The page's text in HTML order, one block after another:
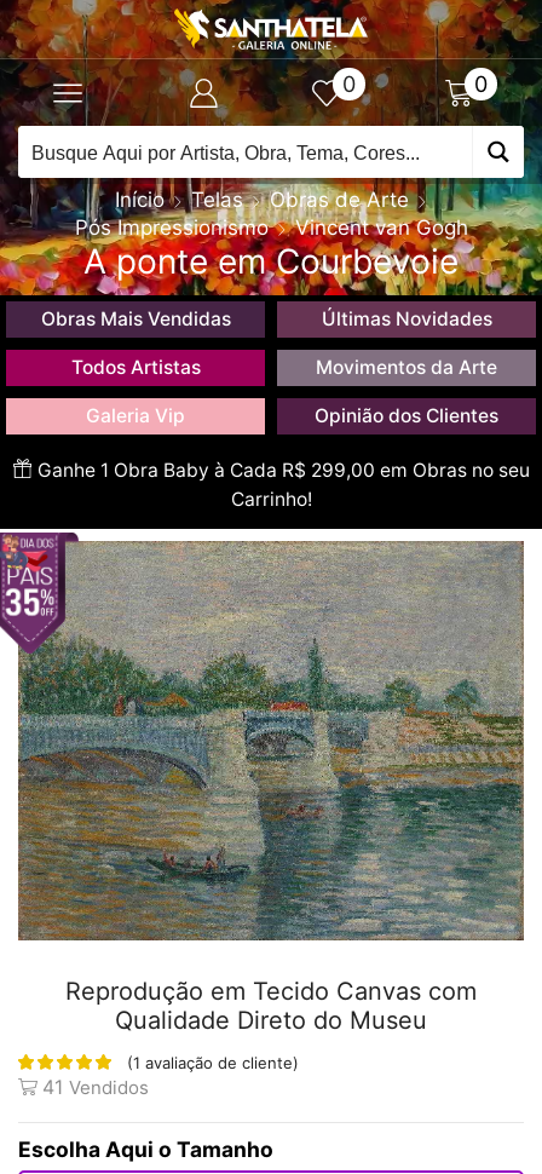
0 0
Início Telas
Obras de Arte
Pós Impressionismo
Vincent van Gogh
A ponte em Courbevoie
Obras Mais Vendidas Últimas Novidades
Todos Artistas Movimentos da Arte
Galeria Vip Opinião dos Clientes
Ganhe 1 Obra Baby à Cada R$ 299,00 em Obras no seu
Carrinho!
Reprodução em Tecido Canvas com
Qualidade Direto do Museu
(1 avaliação de cliente)
41 Vendidos
Tamanho